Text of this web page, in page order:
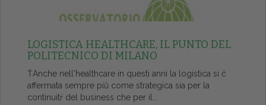
LOGISTICA HEALTHCARE, IL PUNTO DEL
POLITECNICO DI MILANO
ŤAnche nell'healthcare in questi anni la logistica si č
affermata sempre piů come strategica sia per la
continuitŕ del business che per il...